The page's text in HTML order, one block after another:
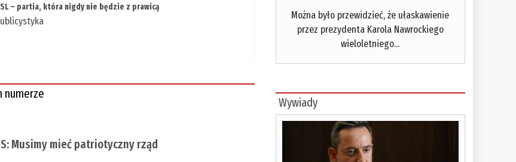
– partia, która nigdy nie będzie z prawicą
numerze
Musimy mieć patriotyczny rząd
Można było przewidzieć, że ułaskawienie
przez prezydenta Karola Nawrockiego
wieloletniego...
Wywiady